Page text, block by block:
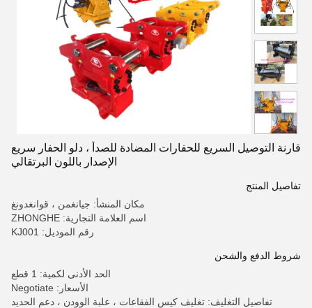
قارنة التوصيل السريع للحفارات المضادة للصدأ ، دلو الحفار سريع
الإصدار باللون البرتقالي
تفاصيل المنتج
مكان المنشأ: جيانغمن ، قوانغدونغ
اسم العلامة التجارية: ZHONGHE
رقم الموديل: KJ001
شروط الدفع والشحن
الحد الأدنى لكمية: 1 قطع
الأسعار: Negotiate
تفاصيل التغليف: تغليف كيس الفقاعات ، علبة الوودن ، دعم الحديد